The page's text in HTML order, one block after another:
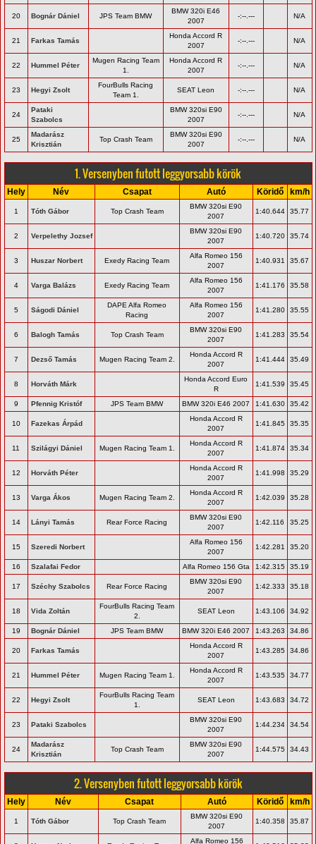
20 Bognár Dániel JPS Team BMW
BMW 320i E46
2007
-:--.--- N/A
21 Farkas Tamás
Honda Accord R
2007
-:--.--- N/A
22 Hummel Péter
Mugen Racing Team
1.
Honda Accord R
2007
-:--.--- N/A
23 Hegyi Zsolt
FourBulls Racing
Team 1.
SEAT Leon -:--.--- N/A
24
Pataki
Szabolcs
BMW 320si E90
2007
-:--.--- N/A
25
Madarász
Krisztián
Top Crash Team
BMW 320si E90
2007
-:--.--- N/A
1. Versenyben futott leggyorsabb körök
Hely Név Csapat Autó Köridő km/h
1 Tóth Gábor Top Crash Team
BMW 320si E90
2007
1:40.644 35.77
2 Verpelethy Jozsef
BMW 320si E90
2007
1:40.720 35.74
3 Huszar Norbert Exedy Racing Team
Alfa Romeo 156
2007
1:40.931 35.67
4 Varga Balázs Exedy Racing Team
Alfa Romeo 156
2007
1:41.176 35.58
5 Ságodi Dániel
DAPE Alfa Romeo
Racing
Alfa Romeo 156
2007
1:41.280 35.55
6 Balogh Tamás Top Crash Team
BMW 320si E90
2007
1:41.283 35.54
7 Dezső Tamás Mugen Racing Team 2.
Honda Accord R
2007
1:41.444 35.49
8 Horváth Márk
Honda Accord Euro
R
1:41.539 35.45
9 Pfennig Kristóf JPS Team BMW BMW 320i E46 2007 1:41.630 35.42
10 Fazekas Árpád
Honda Accord R
2007
1:41.845 35.35
11 Szilágyi Dániel Mugen Racing Team 1.
Honda Accord R
2007
1:41.874 35.34
12 Horváth Péter
Honda Accord R
2007
1:41.998 35.29
13 Varga Ákos Mugen Racing Team 2.
Honda Accord R
2007
1:42.039 35.28
14 Lányi Tamás Rear Force Racing
BMW 320si E90
2007
1:42.116 35.25
15 Szeredi Norbert
Alfa Romeo 156
2007
1:42.281 35.20
16 Szalafai Fedor Alfa Romeo 156 Gta 1:42.315 35.19
17 Széchy Szabolcs Rear Force Racing
BMW 320si E90
2007
1:42.333 35.18
18 Vida Zoltán
FourBulls Racing Team
2.
SEAT Leon 1:43.106 34.92
19 Bognár Dániel JPS Team BMW BMW 320i E46 2007 1:43.263 34.86
20 Farkas Tamás
Honda Accord R
2007
1:43.285 34.86
21 Hummel Péter Mugen Racing Team 1.
Honda Accord R
2007
1:43.535 34.77
22 Hegyi Zsolt
FourBulls Racing Team
1.
SEAT Leon 1:43.683 34.72
23 Pataki Szabolcs
BMW 320si E90
2007
1:44.234 34.54
24
Madarász
Krisztián
Top Crash Team
BMW 320si E90
2007
1:44.575 34.43
2. Versenyben futott leggyorsabb körök
Hely Név Csapat Autó Köridő km/h
1 Tóth Gábor Top Crash Team
BMW 320si E90
2007
1:40.358 35.87
Alfa Romeo 156